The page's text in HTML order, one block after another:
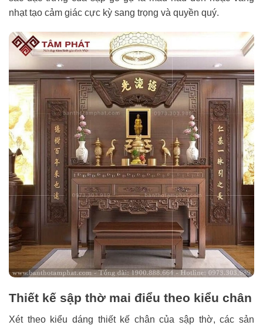
nhạt tạo cảm giác cực kỳ sang trọng và quyền quý.
Thiết kế sập thờ mai điểu theo kiểu chân
Xét theo kiểu dáng thiết kế chân của sập thờ, các sản